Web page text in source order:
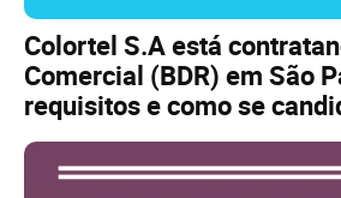
Colortel S.A está
Comercial (BDR) em São
requisitos e como se